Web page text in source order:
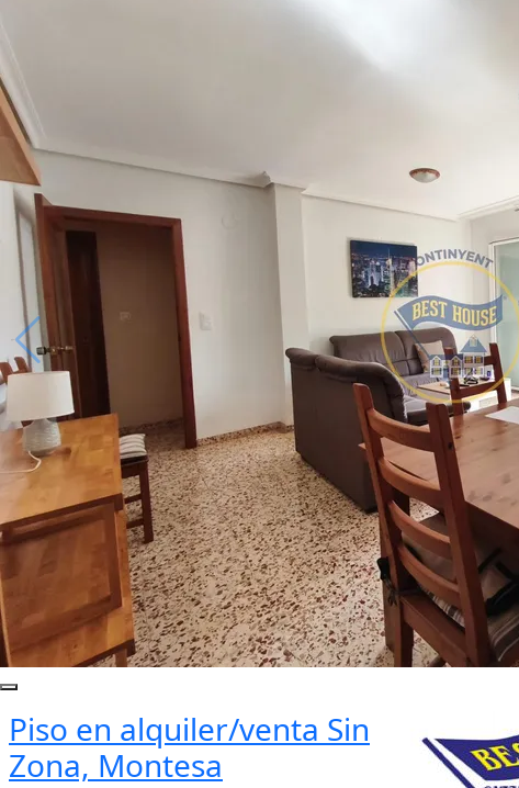
Piso en alquiler/venta Sin
Zona, Montesa